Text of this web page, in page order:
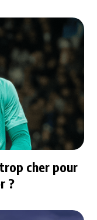
cher pour
?